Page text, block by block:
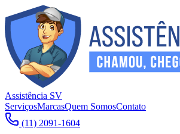
Assistência SV
ServiçosMarcasQuem SomosContato
(11) 2091-1604